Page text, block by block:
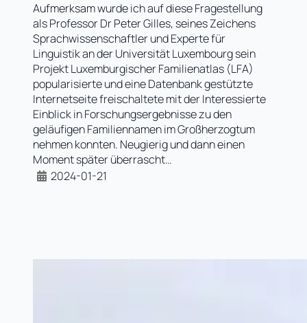
Aufmerksam wurde ich auf diese Fragestellung
als Professor Dr Peter Gilles, seines Zeichens
Sprachwissenschaftler und Experte für
Linguistik an der Universität Luxembourg sein
Projekt Luxemburgischer Familienatlas (LFA)
popularisierte und eine Datenbank gestützte
Internetseite freischaltete mit der Interessierte
Einblick in Forschungsergebnisse zu den
geläufigen Familiennamen im Großherzogtum
nehmen konnten. Neugierig und dann einen
Moment später überrascht…
2024-01-21